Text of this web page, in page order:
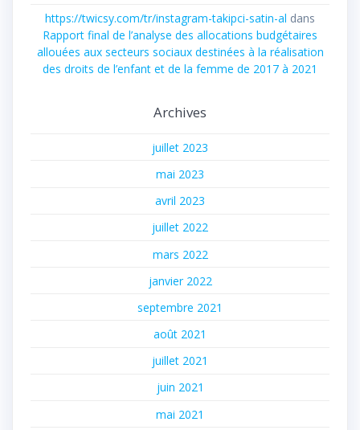
https://twicsy.com/tr/instagram-takipci-satin-al dans
Rapport final de l’analyse des allocations budgétaires
allouées aux secteurs sociaux destinées à la réalisation
des droits de l’enfant et de la femme de 2017 à 2021
Archives
juillet 2023
mai 2023
avril 2023
juillet 2022
mars 2022
janvier 2022
septembre 2021
août 2021
juillet 2021
juin 2021
mai 2021